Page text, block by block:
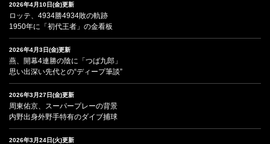
2026年4月10日(金)更新
ロッテ、4934勝4934敗の軌跡
1950年に「初代王者」の金看板
2026年4月3日(金)更新
燕、開幕4連勝の陰に「つば九郎」
思い出深い先代との“ディープ筆談”
2026年3月27日(金)更新
周東佑京、スーパープレーの背景
内野出身外野手特有のダイブ捕球
2026年3月24日(火)更新